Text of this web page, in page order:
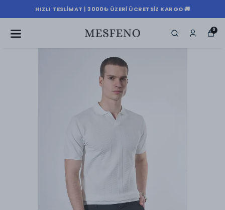
HIZLI TESLIMAT | 3000₺ ÜZERI ÜCRETSIZ KARGO 🚚
0